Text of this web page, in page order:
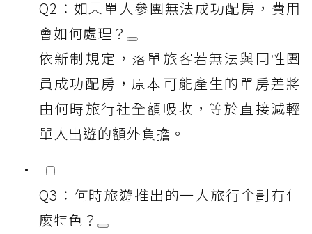
Q2：如果單人參團無法成功配房，費用
會如何處理？
依新制規定，落單旅客若無法與同性團
員成功配房，原本可能產生的單房差將
由何時旅行社全額吸收，等於直接減輕
單人出遊的額外負擔。
Q3：何時旅遊推出的一人旅行企劃有什
麼特色？